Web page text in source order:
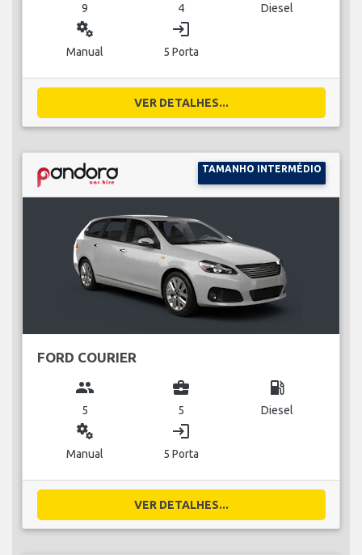
9 4 Diesel
miscellaneous_services
Manual
login
5 Porta
VER DETALHES...
TAMANHO INTERMÉDIO
FORD COURIER
group
5
business_center
5
local_gas_station
Diesel
miscellaneous_services
Manual
login
5 Porta
VER DETALHES...